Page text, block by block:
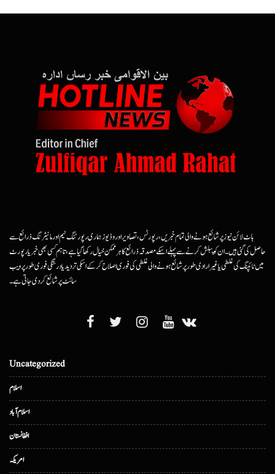
ہاٹ لائن نیوز پر شائع ہونے والی تمام خبریں، رپورٹس، تصاویر اور وڈیوز ہماری رپورٹنگ ٹیم اور مانیٹرنگ ذرائع سے
حاصل کی گئی ہیں۔ ان کو پبلش کرنے سے پہلے اسکے مصدقہ ذرائع کا ہرممکن خیال رکھا گیا ہے، تاہم کسی بھی خبر یا رپورٹ
میں ٹائپنگ کی غلطی یا غیرارادی طور پر شائع ہونے والی غلطی کی فوری اصلاح کرکے اسکی تردید یا درستگی فوری طور پر ویب
سائٹ پر شائع کردی جاتی ہے۔
Uncategorized
اسلام
اسلام آباد
افغانستان
امریکہ